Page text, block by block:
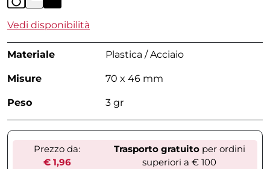
Vedi disponibilità
Materiale Plastica / Acciaio
Misure 70 x 46 mm
Peso 3 gr
Prezzo da:
€ 1,96
Trasporto gratuitoper ordini
superiori a € 100